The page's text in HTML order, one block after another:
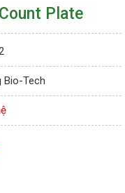
Plate
Bio-Tech